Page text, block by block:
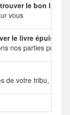
le bon livre
vous
le livre épuisé
nos parties
de votre tribu, mais